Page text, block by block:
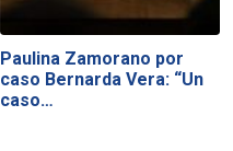
Paulina Zamorano por
caso Bernarda Vera: “Un
caso…